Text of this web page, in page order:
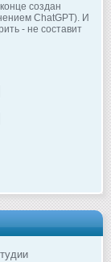
создан
ChatGPT). И
- не составит